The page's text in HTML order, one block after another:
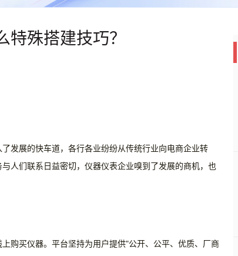
殊搭建技巧？
了发展的快车道，各行各业纷纷从传统行业向电商企业转
人们联系日益密切，仪器仪表企业嗅到了发展的商机，也
购买仪器。 平台坚持为用户提供"公开、公平、优质、厂商